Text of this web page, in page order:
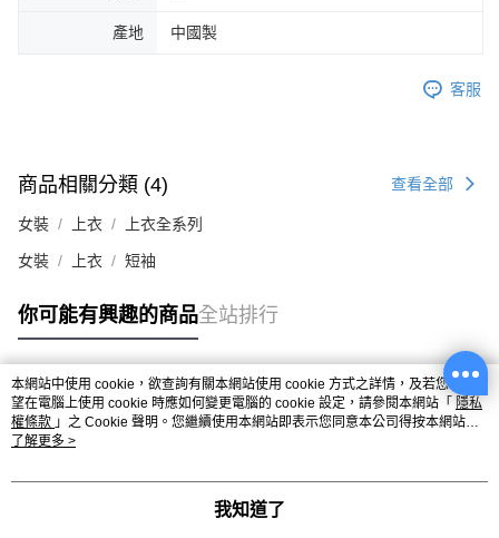
產地 中國製
客服
商品相關分類 (4) 查看全部
女裝 上衣 上衣全系列
女裝 上衣 短袖
你可能有興趣的商品全站排行
熱門標籤
本網站中使用 cookie，欲查詢有關本網站使用 cookie 方式之詳情，及若您不希
望在電腦上使用 cookie 時應如何變更電腦的 cookie 設定，請參閱本網站「 隱私
權條款 」之 Cookie 聲明。您繼續使用本網站即表示您同意本公司得按本網站使
用條款之 Cookie 聲明使用 cookie。
了解更多 >
我知道了